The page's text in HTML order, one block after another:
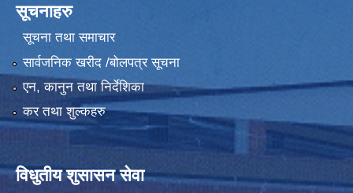
सूचनाहरु
सूचना तथा समाचार
सार्वजनिक खरीद /बोलपत्र सूचना
एन, कानुन तथा निर्देशिका
कर तथा शुल्कहरु
विधुतीय शुसासन सेवा